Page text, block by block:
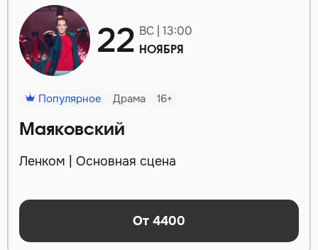
22 ВС | 13:00
НОЯБРЯ
Популярное Драма 16+
Маяковский
Ленком | Основная сцена
От 4400